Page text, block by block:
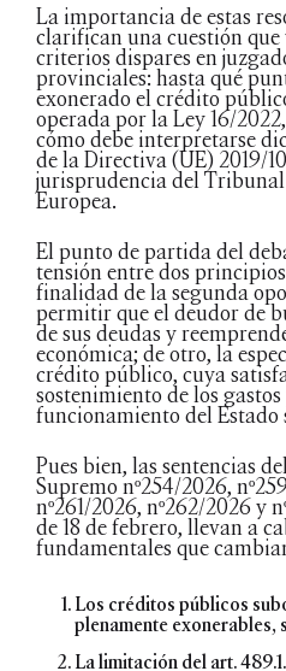
La importancia de estas
clarifican una cuestión
criterios dispares en
provinciales: hasta qué
exonerado el crédito
operada por la Ley 16/
cómo debe interpretarse
de la Directiva (UE) 2019/
jurisprudencia del
Europea.
El punto de partida del
tensión entre dos
finalidad de la segunda
permitir que el deudor de
de sus deudas y
económica; de otro, la
crédito público, cuya
sostenimiento de los
funcionamiento del Estado
Pues bien, las sentencias
Supremo nº254/2026,
nº261/2026, nº262/2026 y
de 18 de febrero, llevan a
fundamentales que
Los créditos públicos
plenamente exonerables,
La limitación del art.